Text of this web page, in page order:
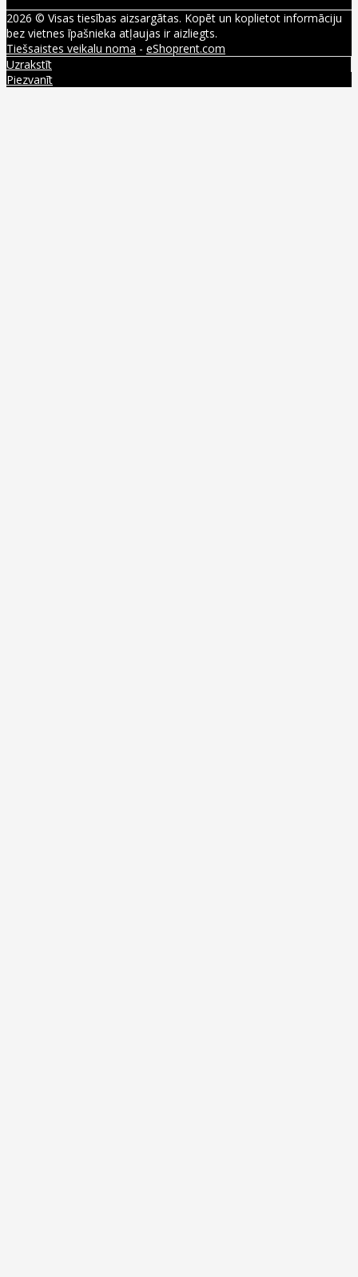
2026 © Visas tiesības aizsargātas. Kopēt un koplietot informāciju
bez vietnes īpašnieka atļaujas ir aizliegts.
Tiešsaistes veikalu noma - eShoprent.com
Uzrakstīt
Piezvanīt